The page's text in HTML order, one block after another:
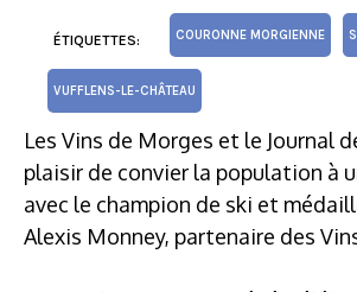
ÉTIQUETTES: COURONNE MORGIENNE
VUFFLENS-LE-CHÂTEAU
Les Vins de Morges et le Journal
plaisir de convier la population à
avec le champion de ski et
Alexis Monney, partenaire des